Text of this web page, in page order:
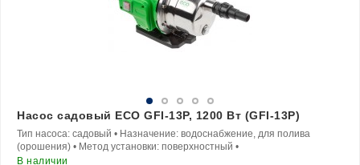
Насос садовый ECO GFI-13P, 1200 Вт (GFI-13P)
Тип насоса: садовый • Назначение: водоснабжение, для полива
(орошения) • Метод установки: поверхностный •
В наличии